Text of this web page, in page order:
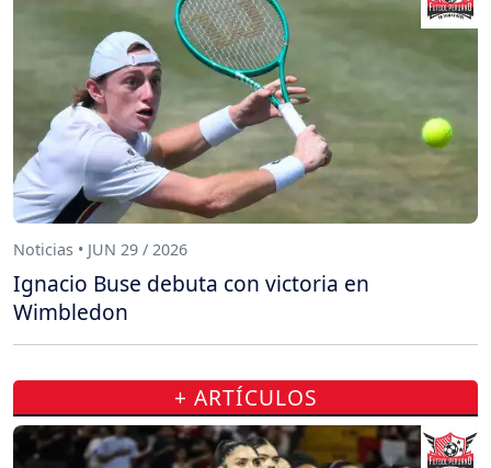
Noticias • JUN 29 / 2026
Ignacio Buse debuta con victoria en
Wimbledon
+ ARTÍCULOS